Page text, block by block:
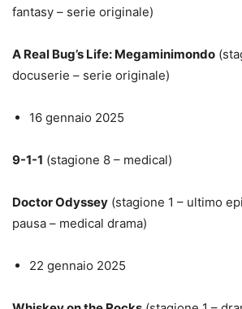
fantasy – serie originale)
A Real Bug’s Life: Megaminimondo
docuserie – serie originale)
16 gennaio 2025
9-1-1 (stagione 8 – medical)
Doctor Odyssey (stagione 1 – ultimo
pausa – medical drama)
22 gennaio 2025